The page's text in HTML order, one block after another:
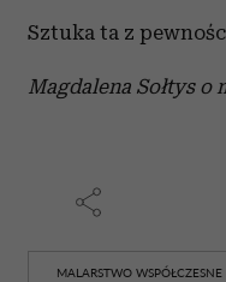
Sztuka ta z
Magdalena Sołtys
MALARSTWO WSPÓŁCZESNE